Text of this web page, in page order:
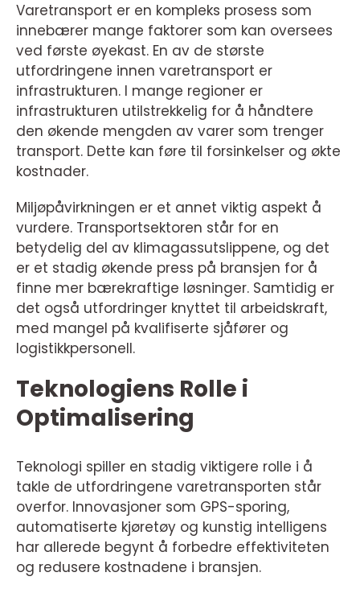
Varetransport er en kompleks prosess som
innebærer mange faktorer som kan oversees
ved første øyekast. En av de største
utfordringene innen varetransport er
infrastrukturen. I mange regioner er
infrastrukturen utilstrekkelig for å håndtere
den økende mengden av varer som trenger
transport. Dette kan føre til forsinkelser og økte
kostnader.
Miljøpåvirkningen er et annet viktig aspekt å
vurdere. Transportsektoren står for en
betydelig del av klimagassutslippene, og det
er et stadig økende press på bransjen for å
finne mer bærekraftige løsninger. Samtidig er
det også utfordringer knyttet til arbeidskraft,
med mangel på kvalifiserte sjåfører og
logistikkpersonell.
Teknologiens Rolle i
Optimalisering
Teknologi spiller en stadig viktigere rolle i å
takle de utfordringene varetransporten står
overfor. Innovasjoner som GPS-sporing,
automatiserte kjøretøy og kunstig intelligens
har allerede begynt å forbedre effektiviteten
og redusere kostnadene i bransjen.